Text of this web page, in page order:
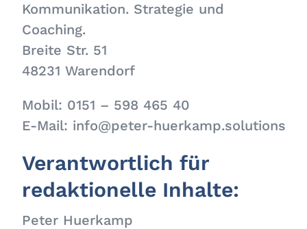
Kommunikation. Strategie und
Coaching.
Breite Str. 51
48231 Warendorf
Mobil: 0151 – 598 465 40
E-Mail: info@peter-huerkamp.solutions
Verantwortlich für
redaktionelle Inhalte:
Peter Huerkamp